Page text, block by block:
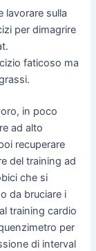
lavorare sulla
per dimagrire
faticoso ma
in poco
ad alto
recuperare
del training ad
che si
da bruciare i
training cardio
per
di interval